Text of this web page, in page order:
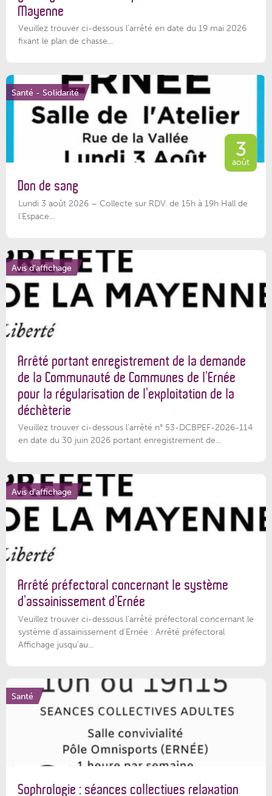
Mayenne
Veuillez trouver ci-dessous l’arrêté en date du 19 mai 2026
fixant le plan de chasse...
Santé - Solidarité
3
août
Don de sang
Lundi 3 août 2026 – Collecte sur RDV. de 15h à 19h Hall de
l'Espace...
Avis d'affichage
Arrêté portant enregistrement de la demande
de la Communauté de Communes de l’Ernée
pour la régularisation de l’exploitation de la
déchèterie
Veuillez trouver ci-dessous l'arrêté n° 53-DCBPEF-2026-114
en date du 30 juin 2026 portant enregistrement de...
Avis d'affichage
Arrêté préfectoral concernant le système
d’assainissement d’Ernée
Veuillez trouver ci-dessous l’arrêté préfectoral concernant le
système d'assainissement d'Ernée : Arrêté préfectoral
Affichage jusqu'au...
Santé
Sophrologie : séances collectives relaxation